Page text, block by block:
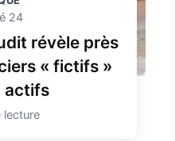
24
révèle près
« fictifs »
actifs
lecture